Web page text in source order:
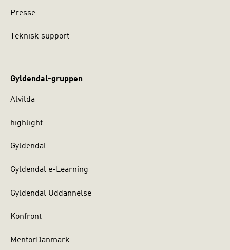
Presse
Teknisk support
Gyldendal-gruppen
Alvilda
highlight
Gyldendal
Gyldendal e-Learning
Gyldendal Uddannelse
Konfront
MentorDanmark